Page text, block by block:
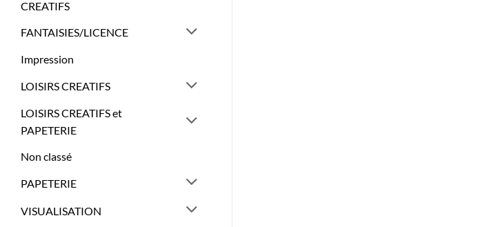
CREATIFS
FANTAISIES/LICENCE
Impression
LOISIRS CREATIFS
LOISIRS CREATIFS et
PAPETERIE
Non classé
PAPETERIE
VISUALISATION